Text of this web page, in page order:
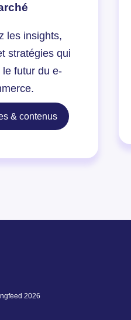
les insights,
stratégies qui
futur du e-
& contenus
2026